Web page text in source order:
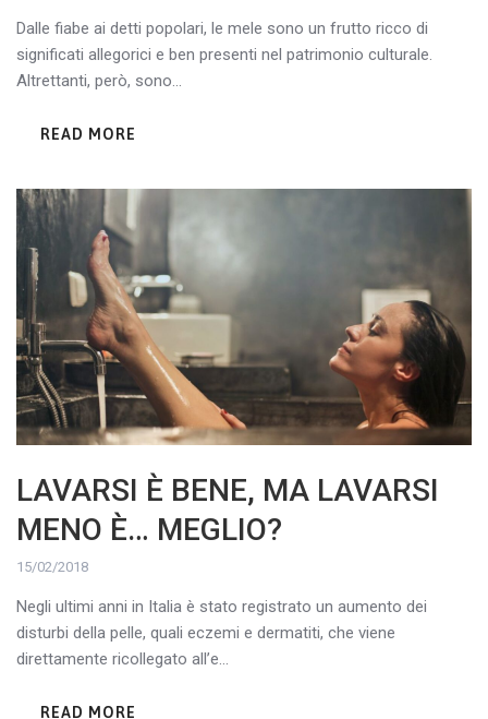
Dalle fiabe ai detti popolari, le mele sono un frutto ricco di
significati allegorici e ben presenti nel patrimonio culturale.
Altrettanti, però, sono...
READ MORE
LAVARSI È BENE, MA LAVARSI
MENO È… MEGLIO?
15/02/2018
Negli ultimi anni in Italia è stato registrato un aumento dei
disturbi della pelle, quali eczemi e dermatiti, che viene
direttamente ricollegato all’e...
READ MORE